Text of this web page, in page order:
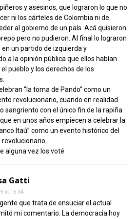
y asesinos, que lograron lo que no
ni los cárteles de Colombia ni de
al gobierno de un país. Acá quisieron
pero no pudieron. Al final lo lograron
un partido de izquierda y
a la opinión pública que ellos habían
pueblo y los derechos de los
“la toma de Pando” como un
revolucionario, cuando en realidad
sangriento con el único fin de la rapiña.
en unos años empiecen a celebrar la
Itaú” como un evento histórico del
alguna vez los voté
Gatti
at 16:34
que trata de ensuciar el actual
mi comentario. La democracia hoy